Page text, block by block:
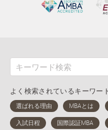
よく検索されているキーワー